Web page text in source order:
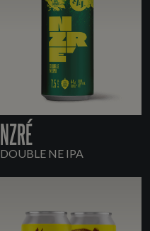
NZRÉ
DOUBLE NE IPA